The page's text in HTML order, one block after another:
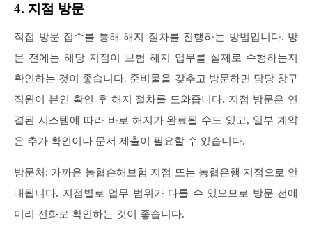
4. 지점 방문
직접 방문 접수를 통해 해지 절차를 진행하는 방법입니다. 방
문 전에는 해당 지점이 보험 해지 업무를 실제로 수행하는지
확인하는 것이 좋습니다. 준비물을 갖추고 방문하면 담당 창구
직원이 본인 확인 후 해지 절차를 도와줍니다. 지점 방문은 연
결된 시스템에 따라 바로 해지가 완료될 수도 있고, 일부 계약
은 추가 확인이나 문서 제출이 필요할 수 있습니다.
방문처: 가까운 농협손해보험 지점 또는 농협은행 지점으로 안
내됩니다. 지점별로 업무 범위가 다를 수 있으므로 방문 전에
미리 전화로 확인하는 것이 좋습니다.